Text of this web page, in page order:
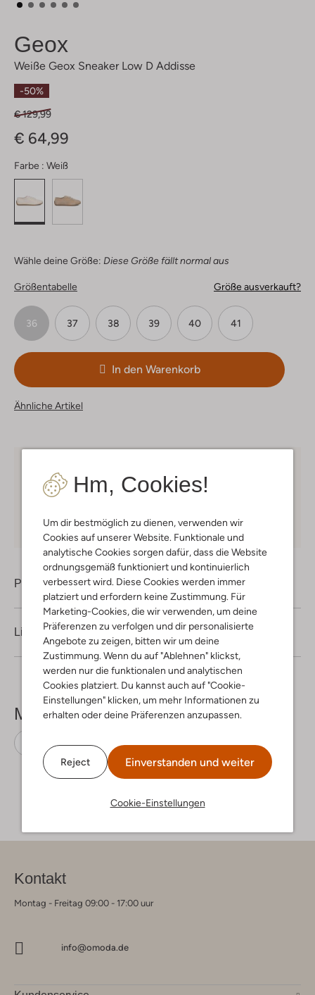
Hm, Cookies!
Um dir bestmöglich zu dienen, verwenden wir
Cookies auf unserer Website. Funktionale und
analytische Cookies sorgen dafür, dass die Website
ordnungsgemäß funktioniert und kontinuierlich
verbessert wird. Diese Cookies werden immer
platziert und erfordern keine Zustimmung. Für
Marketing-Cookies, die wir verwenden, um deine
Präferenzen zu verfolgen und dir personalisierte
Angebote zu zeigen, bitten wir um deine
Zustimmung. Wenn du auf "Ablehnen" klickst,
werden nur die funktionalen und analytischen
Cookies platziert. Du kannst auch auf "Cookie-
Einstellungen" klicken, um mehr Informationen zu
erhalten oder deine Präferenzen anzupassen.
Reject Einverstanden und weiter
Cookie-Einstellungen
Geox
Weiße Geox Sneaker Low D Addisse
-50%
€ 129,99
€ 64,99
Farbe : Weiß
Wähle deine Größe: Diese Größe fällt normal aus
Größentabelle Größe ausverkauft?
36 37 38 39 40 41
In den Warenkorb
Ähnliche Artikel
Kostenloser Versand
Mitglieder in Deutschland
Produktinformation
Lieferung & Rückgabe
Mehr sehen
Sneaker Low Geox Leder
Kontakt
Montag - Freitag 09:00 - 17:00 uur
info@omoda.de